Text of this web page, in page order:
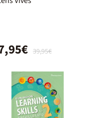
39,95€